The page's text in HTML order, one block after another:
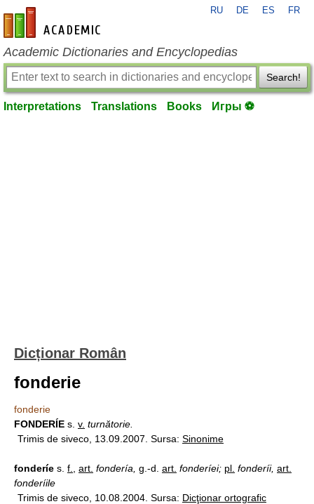
en-academic.com
RU DE ES FR
Academic Dictionaries and Encyclopedias
Search!
Interpretations Translations Books Игры ⚽
Dicționar Român
fonderie
fonderie
FONDERÍE s. v. turnătorie.
Trimis de siveco, 13.09.2007. Sursa: Sinonime
fonderíe s. f. art. fondería, g.-d. art. fonderíei; pl. fonderíi, art.
fonderíile
Trimis de siveco, 10.08.2004. Sursa: Dicţionar ortografic